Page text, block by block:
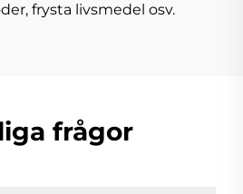
frysta livsmedel osv.
frågor